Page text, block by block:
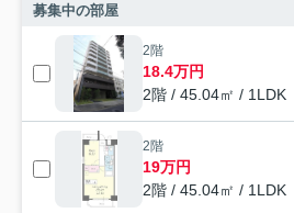
募集中の部屋
2階
18.4万円
2階 / 45.04㎡ / 1LDK
2階
19万円
2階 / 45.04㎡ / 1LDK